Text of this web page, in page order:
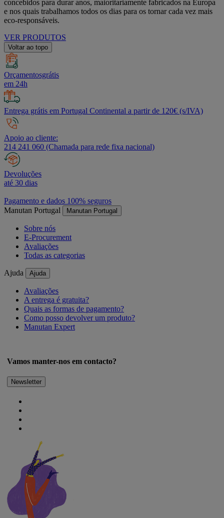
concebidos para durar anos, maioritariamente fabricados na Europa
e nos quais trabalhamos todos os dias para os tornar cada vez mais
eco-responsáveis.
VER PRODUTOS
Voltar ao topo
Orçamentosgrátis
em 24h
Entrega grátis em Portugal Continental a partir de 120€ (s/IVA)
Apoio ao cliente:
214 241 060 (Chamada para rede fixa nacional)
Devoluções
até 30 dias
Pagamento e dados 100% seguros
Manutan Portugal
Manutan Portugal
Sobre nós
E-Procurement
Avaliações
Todas as categorias
Ajuda Ajuda
Avaliações
A entrega é gratuita?
Quais as formas de pagamento?
Como posso devolver um produto?
Manutan Expert
Vamos manter-nos em contacto?
Newsletter